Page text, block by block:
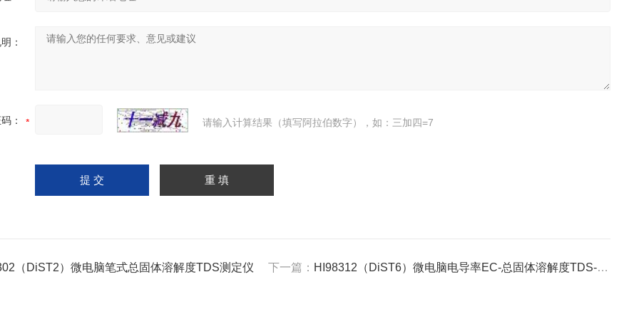
：
： 请输入计算结果（填写阿拉伯数字），如：三加四=7
（DiST2）微电脑笔式总固体溶解度TDS测定仪 下一篇： HI98312（DiST6）微电脑电导率EC-总固体溶解度TDS-温度°C测定仪